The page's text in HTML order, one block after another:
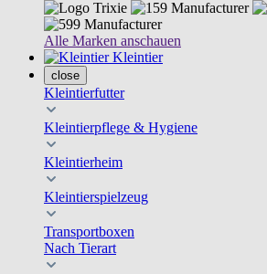
Alle Marken anschauen
Kleintier
close
Kleintierfutter
Kleintierpflege & Hygiene
Kleintierheim
Kleintierspielzeug
Transportboxen
Nach Tierart